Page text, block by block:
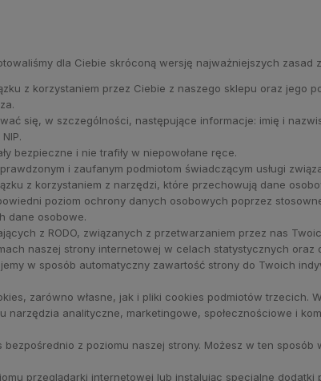
dla Ciebie skróconą wersję najważniejszych zasad
z korzystaniem przez Ciebie z naszego sklepu oraz jego
się, w szczególności, następujące informacje: imię i
bezpieczne i nie trafiły w niepowołane ręce.
i zaufanym podmiotom świadczącym usługi
z korzystaniem z narzędzi, które przechowują dane
poziom ochrony danych osobowych poprzez
dane osobowe.
z RODO, związanych z przetwarzaniem przez nas
naszej strony internetowej w celach statystycznych oraz
w sposób automatyczny zawartość strony do Twoich
zarówno własne, jak i pliki cookies podmiotów trzecich.
narzędzia analityczne, marketingowe, społecznościowe i
z poziomu naszej strony. Możesz w ten
przeglądarki internetowej lub instalując specjalne